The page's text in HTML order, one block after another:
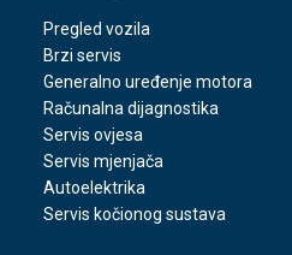
Pregled vozila
Brzi servis
Generalno uređenje motora
Računalna dijagnostika
Servis ovjesa
Servis mjenjača
Autoelektrika
Servis kočionog sustava